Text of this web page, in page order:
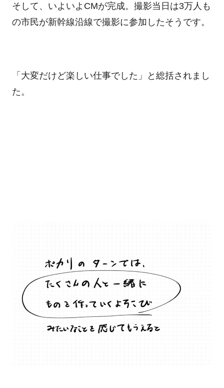
そして、いよいよ CMが完成。撮影当日は3万人も
の市民が新幹線沿線で撮影に参加したそうです。
「大変だけど楽しい仕事でした」と総括されまし
た。